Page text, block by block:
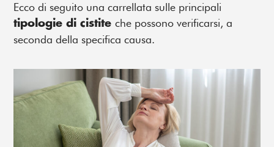
Ecco di seguito una carrellata sulle principali
tipologie di cistiteche possono verificarsi, a
seconda della specifica causa.